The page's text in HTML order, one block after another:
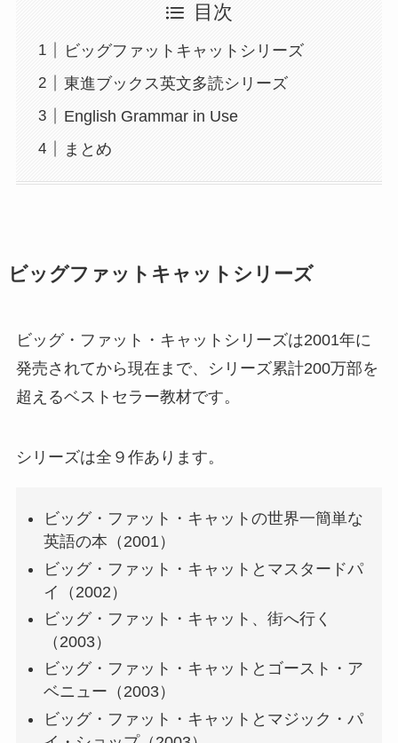
目次
ビッグファットキャットシリーズ
東進ブックス英文多読シリーズ
English Grammar in Use
まとめ
ビッグファットキャットシリーズ
ビッグ・ファット・キャットシリーズは2001年に
発売されてから現在まで、シリーズ累計200万部を
超えるベストセラー教材です。
シリーズは全９作あります。
ビッグ・ファット・キャットの世界一簡単な
英語の本（2001）
ビッグ・ファット・キャットとマスタードパ
イ（2002）
ビッグ・ファット・キャット、街へ行く
（2003）
ビッグ・ファット・キャットとゴースト・ア
ベニュー（2003）
ビッグ・ファット・キャットとマジック・パ